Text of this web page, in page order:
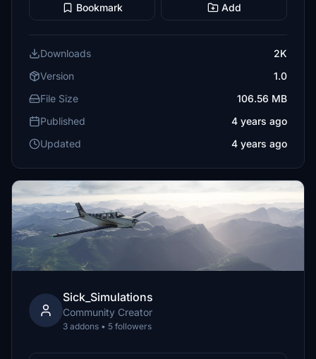
Bookmark Add
Downloads
2K
Version
1.0
File Size
106.56 MB
Published
4 years ago
Updated
4 years ago
Sick_Simulations
Community Creator
3 addons • 5 followers